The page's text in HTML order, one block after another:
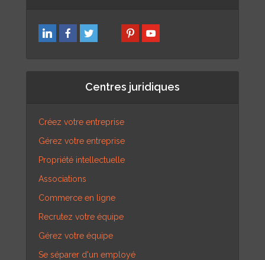
Centres juridiques
Créez votre entreprise
Gérez votre entreprise
Propriété intellectuelle
Associations
Commerce en ligne
Recrutez votre équipe
Gérez votre équipe
Se séparer d'un employé